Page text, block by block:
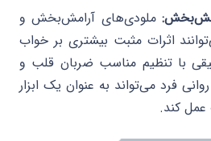
ملودی‌های آرامش‌بخش و
اثرات مثبت بیشتری بر خواب
با تنظیم مناسب ضربان قلب و
فرد می‌تواند به عنوان یک ابزار
عمل کند.